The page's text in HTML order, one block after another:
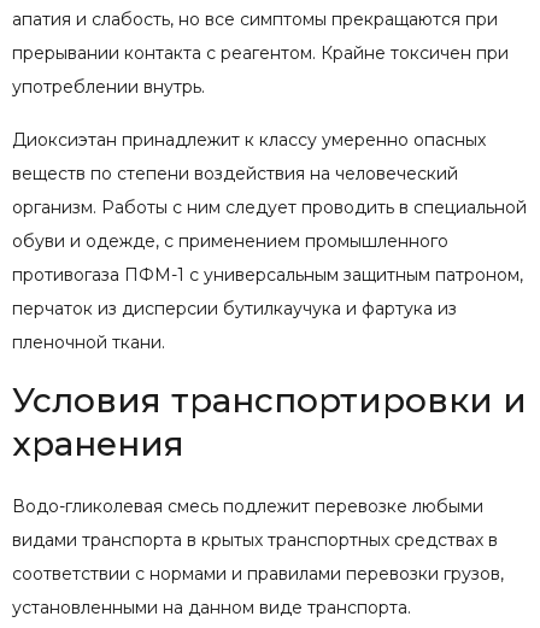
апатия и слабость, но все симптомы прекращаются при
прерывании контакта с реагентом. Крайне токсичен при
употреблении внутрь.
Диоксиэтан принадлежит к классу умеренно опасных
веществ по степени воздействия на человеческий
организм. Работы с ним следует проводить в специальной
обуви и одежде, с применением промышленного
противогаза ПФМ-1 с универсальным защитным патроном,
перчаток из дисперсии бутилкаучука и фартука из
пленочной ткани.
Условия транспортировки и
хранения
Водо-гликолевая смесь подлежит перевозке любыми
видами транспорта в крытых транспортных средствах в
соответствии с нормами и правилами перевозки грузов,
установленными на данном виде транспорта.